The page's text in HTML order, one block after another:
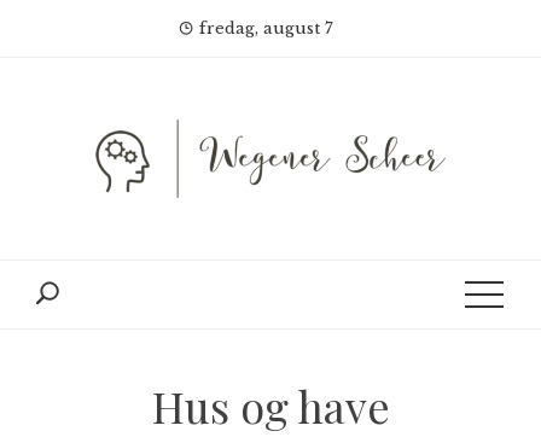
fredag, august 7
Hus og have